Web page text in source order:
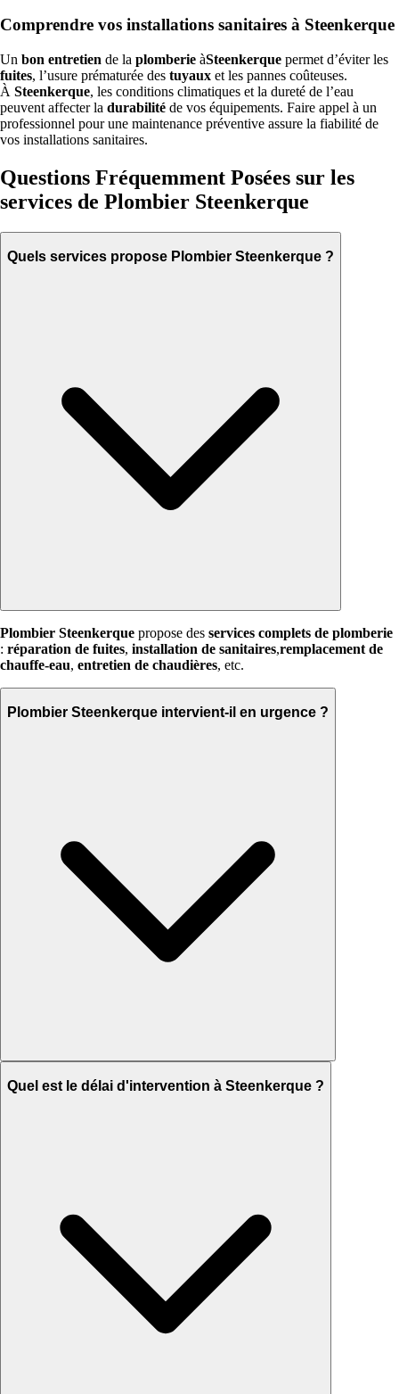
Comprendre vos installations sanitaires à Steenkerque
Un bon entretien de la plomberie àSteenkerque permet d’éviter les
fuites, l’usure prématurée des tuyaux et les pannes coûteuses.
À Steenkerque, les conditions climatiques et la dureté de l’eau
peuvent affecter la durabilité de vos équipements. Faire appel à un
professionnel pour une maintenance préventive assure la fiabilité de
vos installations sanitaires.
Questions Fréquemment Posées sur les
services de Plombier Steenkerque
Quels services propose Plombier Steenkerque ?
Plombier Steenkerque propose des services complets de plomberie
: réparation de fuites, installation de sanitaires,remplacement de
chauffe-eau, entretien de chaudières, etc.
Plombier Steenkerque intervient-il en urgence ?
Quel est le délai d'intervention à Steenkerque ?